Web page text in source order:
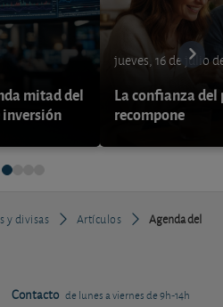
mitad del
inversión
jueves, 16 de julio
La confianza del
recompone
y divisas Artículos
Agenda del
Contacto de lunes a viernes de 9h-14h